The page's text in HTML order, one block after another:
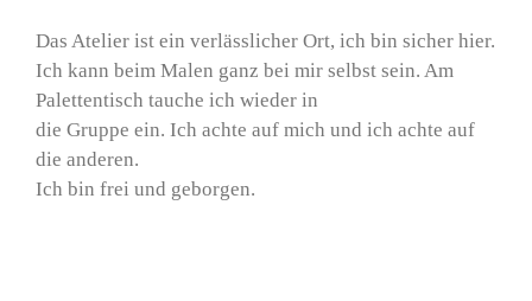
Das Atelier ist ein verlässlicher Ort, ich bin sicher hier.
Ich kann beim Malen ganz bei mir selbst sein. Am
Palettentisch tauche ich wieder in
die Gruppe ein. Ich achte auf mich und ich achte auf
die anderen.
Ich bin frei und geborgen.